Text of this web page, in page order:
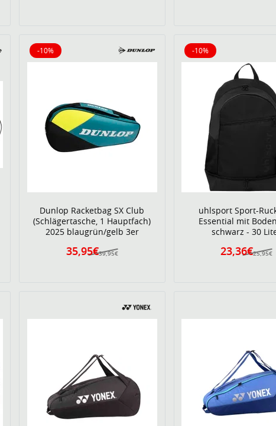
Dunlop Racketbag SX Club
(Schlägertasche, 1 Hauptfach)
2025 blaugrün/gelb 3er
39,95€
35,95€
-10%
10% reduziert
uhlsport Sport-
Essential mit
schwarz - 30
25,95€
23,36€
-10%
10% reduziert